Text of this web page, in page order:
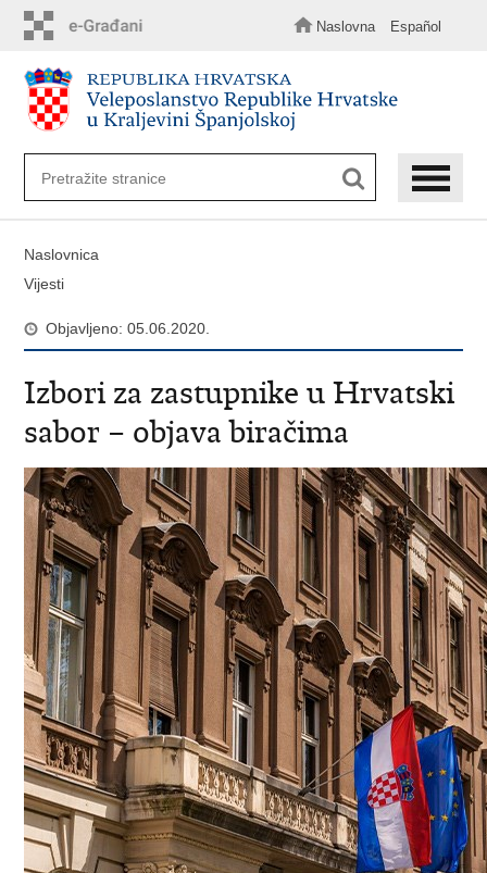
sadržaj
Naslovna Español
Naslovnica
Vijesti
Objavljeno: 05.06.2020.
Izbori za zastupnike u Hrvatski
sabor – objava biračima